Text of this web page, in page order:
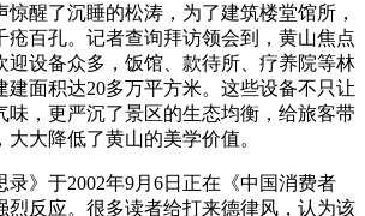
醒了沉睡的松涛，为了建筑楼堂馆所，
疮百孔。记者查询拜访领会到，黄山焦点
迎设备众多，饭馆、款待所、疗养院等林
建面积达20多万平方米。这些设备不只让
味，更严沉了景区的生态均衡，给旅客带
大降低了黄山的美学价值。
》于2002年9月6日正在《中国消费者
烈反应。很多读者给打来德律风，认为该